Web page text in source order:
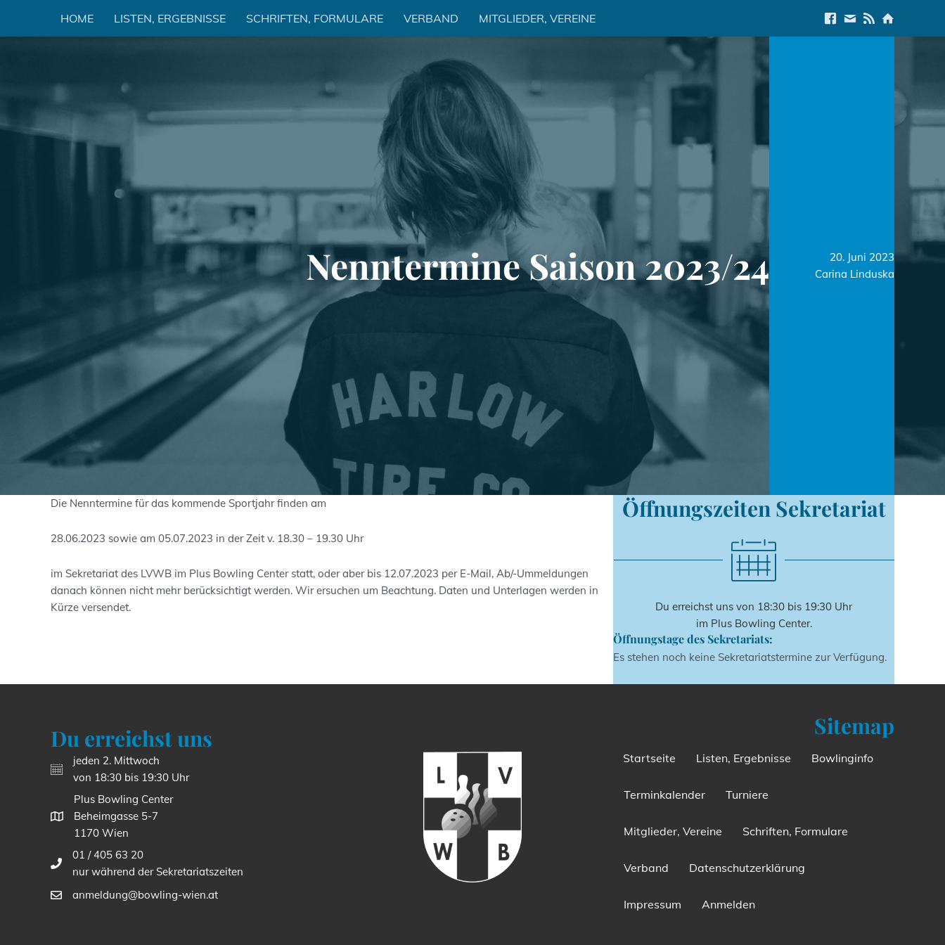
springen
HOME LISTEN, ERGEBNISSE SCHRIFTEN, FORMULARE VERBAND MITGLIEDER, VEREINE Link to Facebook
E-Mail us
Link to RSS Feed
Link to
Nenntermine Saison 2023/24
20. Juni 2023
Carina Linduska
Die Nenntermine für das kommende Sportjahr finden am
28.06.2023 sowie am 05.07.2023 in der Zeit v. 18.30 – 19.30 Uhr
im Sekretariat des LVWB im Plus Bowling Center statt, oder aber bis 12.07.2023 per E-Mail, Ab/-Ummeldungen
danach können nicht mehr berücksichtigt werden. Wir ersuchen um Beachtung. Daten und Unterlagen werden in
Kürze versendet.
Öffnungszeiten Sekretariat
Du erreichst uns von 18:30 bis 19:30 Uhr
im Plus Bowling Center.
Öffnungstage des Sekretariats:
Es stehen noch keine Sekretariatstermine zur Verfügung.
Du erreichst uns
jeden 2. Mittwoch
von 18:30 bis 19:30 Uhr
Plus Bowling Center
Beheimgasse 5-7
1170 Wien
01 / 405 63 20
nur während der Sekretariatszeiten
anmeldung@bowling-wien.at
Sitemap
Startseite Listen, Ergebnisse Bowlinginfo
Terminkalender Turniere
Mitglieder, Vereine Schriften, Formulare
Verband Datenschutzerklärung
Impressum Anmelden